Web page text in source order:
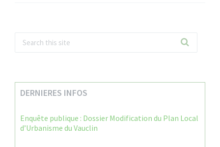
DERNIERES INFOS
Enquête publique : Dossier Modification du Plan Local
d’Urbanisme du Vauclin